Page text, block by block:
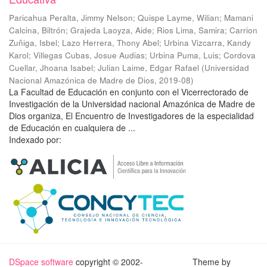
Paricahua Peralta, Jimmy Nelson; Quispe Layme, Wilian; Mamani
Calcina, Biltrón; Grajeda Laoyza, Aide; Rios Lima, Samira; Carrion
Zuñiga, Isbel; Lazo Herrera, Thony Abel; Urbina Vizcarra, Kandy
Karol; Villegas Cubas, Josue Audias; Urbina Puma, Luis; Cordova
Cuellar, Jhoana Isabel; Julian Laime, Edgar Rafael (Universidad
Nacional Amazónica de Madre de Dios, 2019-08)
La Facultad de Educación en conjunto con el Vicerrectorado de
Investigación de la Universidad nacional Amazónica de Madre de
Dios organiza, El Encuentro de Investigadores de la especialidad
de Educación en cualquiera de ...
Indexado por:
DSpace software copyright © 2002- Theme by